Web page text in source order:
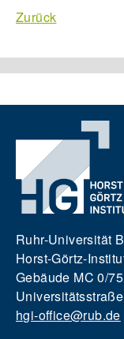
Zurück
Ruhr-Universität
Horst-Görtz-
Gebäude MC 0/75
hgi-office@rub.de